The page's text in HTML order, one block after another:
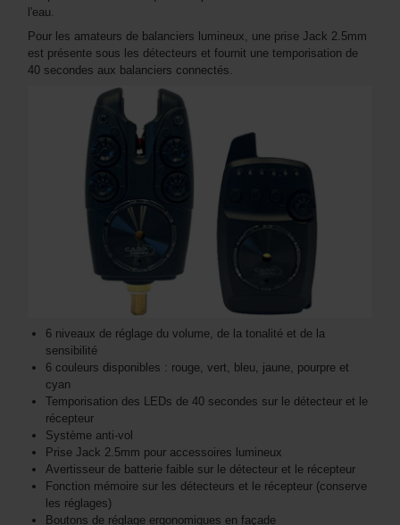
l'eau.
Pour les amateurs de balanciers lumineux, une prise Jack 2.5mm
est présente sous les détecteurs et fournit une temporisation de
40 secondes aux balanciers connectés.
6 niveaux de réglage du volume, de la tonalité et de la
sensibilité
6 couleurs disponibles : rouge, vert, bleu, jaune, pourpre et
cyan
Temporisation des LEDs de 40 secondes sur le détecteur et le
récepteur
Système anti-vol
Prise Jack 2.5mm pour accessoires lumineux
Avertisseur de batterie faible sur le détecteur et le récepteur
Fonction mémoire sur les détecteurs et le récepteur (conserve
les réglages)
Boutons de réglage ergonomiques en façade